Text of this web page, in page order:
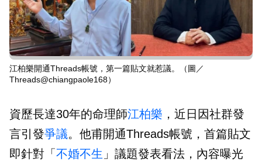
江柏樂開通Threads帳號，第一篇貼文就惹議。（圖／
Threads@chiangpaole168）
資歷長達30年的命理師江柏樂 ，近日因社群發
言引發爭議。他甫開通Threads帳號，首篇貼文
即針對「 不婚不生 」議題發表看法，內容曝光